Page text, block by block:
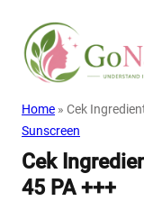
Home » Cek
Sunscreen
Cek
45 PA +++